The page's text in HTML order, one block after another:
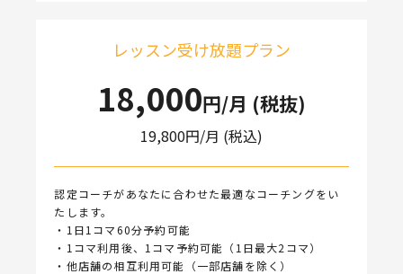
レッスン受け放題プラン
18,000円/月 (税抜)
19,800円/月 (税込)
認定コーチがあなたに合わせた最適なコーチングをい
たします。
・1日1コマ60分予約可能
・1コマ利用後、1コマ予約可能（1日最大2コマ）
・他店舗の相互利用可能（一部店舗を除く）